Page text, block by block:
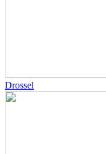
Drossel